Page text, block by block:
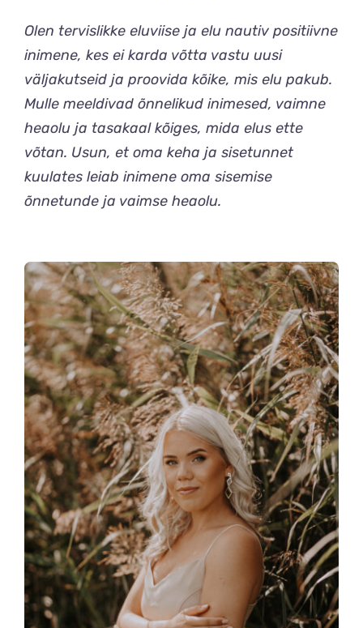
Olen tervislikke eluviise ja elu nautiv positiivne
inimene, kes ei karda võtta vastu uusi
väljakutseid ja proovida kõike, mis elu pakub.
Mulle meeldivad õnnelikud inimesed, vaimne
heaolu ja tasakaal kõiges, mida elus ette
võtan. Usun, et oma keha ja sisetunnet
kuulates leiab inimene oma sisemise
õnnetunde ja vaimse heaolu.